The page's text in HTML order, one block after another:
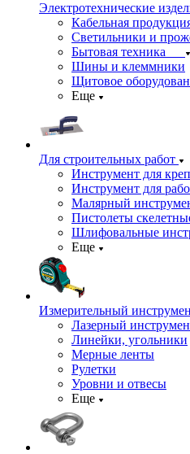
Электротехнические
Кабельная
Светильники и
Бытовая техника
Шины и клеммники
Щитовое
Еще
Для строительных работ
Инструмент для
Инструмент для
Малярный
Пистолеты
Шлифовальные
Еще
Измерительный
Лазерный
Линейки, угольники
Мерные ленты
Рулетки
Уровни и отвесы
Еще